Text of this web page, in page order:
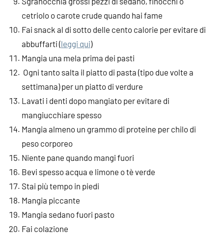
cetriolo o carote crude quando hai fame
Fai snack al di sotto delle cento calorie per evitare di
abbuffarti (leggi qui)
Mangia una mela prima dei pasti
Ogni tanto salta il piatto di pasta (tipo due volte a
settimana) per un piatto di verdure
Lavati i denti dopo mangiato per evitare di
mangiucchiare spesso
Mangia almeno un grammo di proteine per chilo di
peso corporeo
Niente pane quando mangi fuori
Bevi spesso acqua e limone o tè verde
Stai più tempo in piedi
Mangia piccante
Mangia sedano fuori pasto
Fai colazione